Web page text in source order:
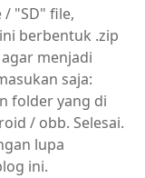
"SD" file,
berbentuk .zip
menjadi
saja:
folder yang di
/ obb. Selesai.
lupa
ini.